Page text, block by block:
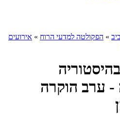
» הפקולטה למדעי הרוח » אירועים
- ערב הוקרה